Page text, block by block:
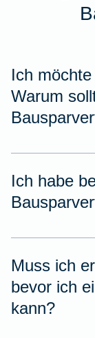
Ich
Warum
Ich habe
Muss ich
bevor ich
kann?